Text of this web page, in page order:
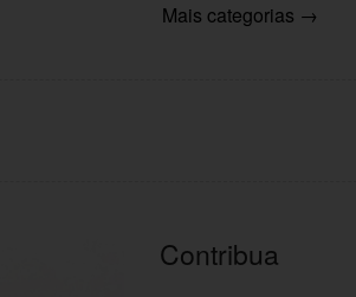
Mais categorias →
Contribua